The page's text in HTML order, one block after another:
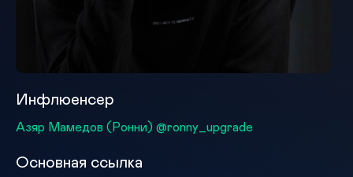
Инфлюенсер
Азяр Мамедов (Ронни) @ronny_upgrade
Основная ссылка